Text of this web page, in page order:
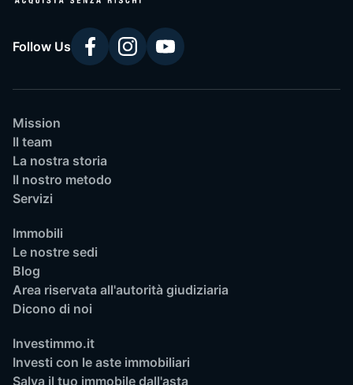
Follow Us
Mission
Il team
La nostra storia
Il nostro metodo
Servizi
Immobili
Le nostre sedi
Blog
Area riservata all'autorità giudiziaria
Dicono di noi
Investimmo.it
Investi con le aste immobiliari
Salva il tuo immobile dall'asta